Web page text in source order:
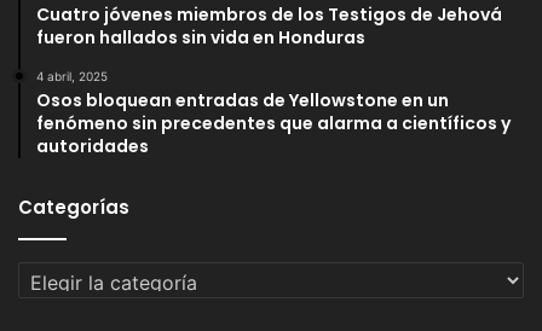
Cuatro jóvenes miembros de los Testigos de Jehová
fueron hallados sin vida en Honduras
4 abril, 2025
Osos bloquean entradas de Yellowstone en un
fenómeno sin precedentes que alarma a científicos y
autoridades
Categorías
Categorías